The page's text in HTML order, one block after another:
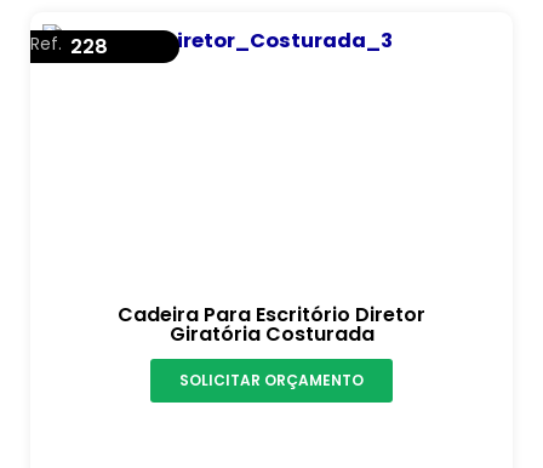
Cadeira Para Escritório Diretor
Giratória Costurada
Ref. 228
SOLICITAR ORÇAMENTO